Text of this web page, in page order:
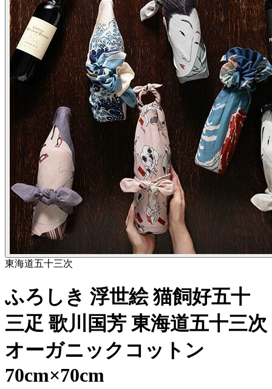
東海道五十三次
ふろしき 浮世絵 猫飼好五十
三疋 歌川国芳 東海道五十三次
オーガニックコットン
70cm×70cm